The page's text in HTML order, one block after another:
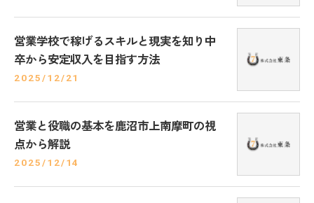
営業学校で稼げるスキルと現実を知り中
卒から安定収入を目指す方法
2025/12/21
営業と役職の基本を鹿沼市上南摩町の視
点から解説
2025/12/14